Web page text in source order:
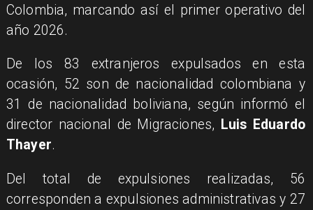
Colombia, marcando así el primer operativo del
año 2026.
De los 83 extranjeros expulsados en esta
ocasión, 52 son de nacionalidad colombiana y
31 de nacionalidad boliviana, según informó el
director nacional de Migraciones, Luis Eduardo
Thayer.
Del total de expulsiones realizadas, 56
corresponden a expulsiones administrativas y 27